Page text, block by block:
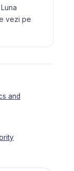
vezi pe
and